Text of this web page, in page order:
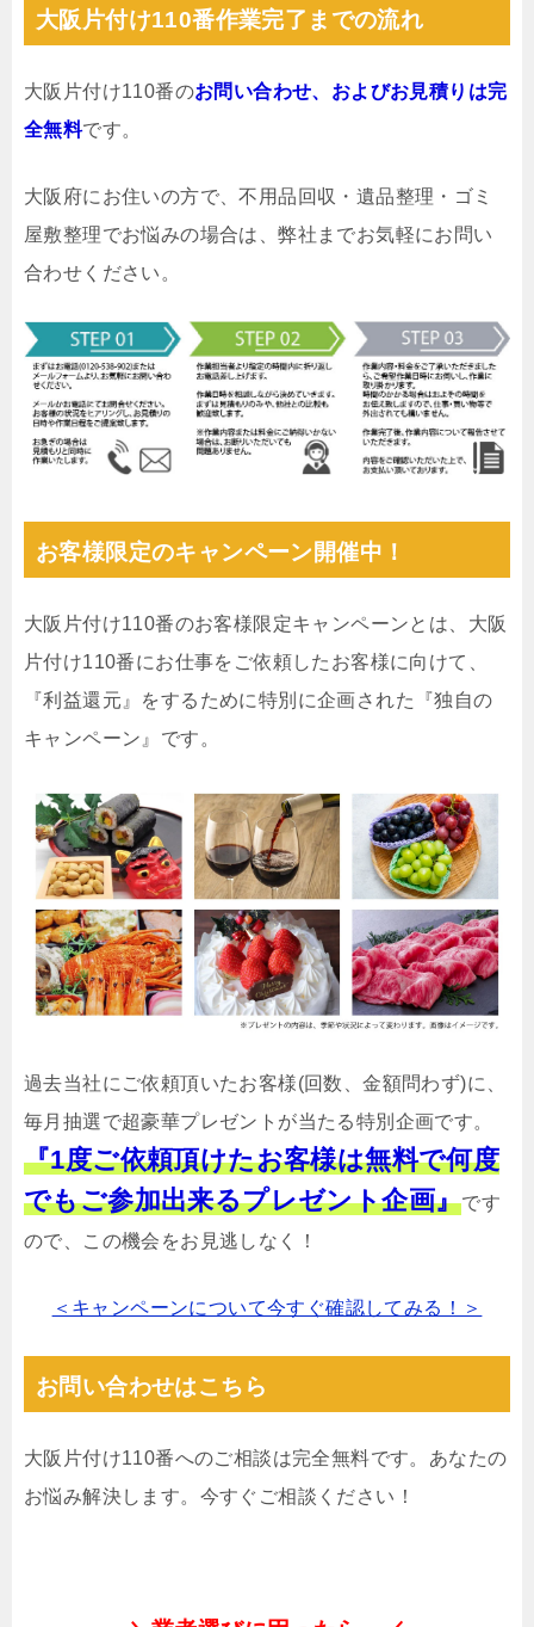
大阪片付け110番作業完了までの流れ
大阪片付け110番のお問い合わせ、およびお見積りは完
全無料です。
大阪府にお住いの方で、不用品回収・遺品整理・ゴミ
屋敷整理でお悩みの場合は、弊社までお気軽にお問い
合わせください。
お客様限定のキャンペーン開催中！
大阪片付け110番のお客様限定キャンペーンとは、大阪
片付け110番にお仕事をご依頼したお客様に向けて、
『利益還元』をするために特別に企画された『独自の
キャンペーン』です。
過去当社にご依頼頂いたお客様(回数、金額問わず)に、
毎月抽選で超豪華プレゼントが当たる特別企画です。
『1度ご依頼頂けたお客様は無料で何度
でもご参加出来るプレゼント企画』です
ので、この機会をお見逃しなく！
＜キャンペーンについて今すぐ確認してみる！＞
お問い合わせはこちら
大阪片付け110番へのご相談は完全無料です。あなたの
お悩み解決します。今すぐご相談ください！